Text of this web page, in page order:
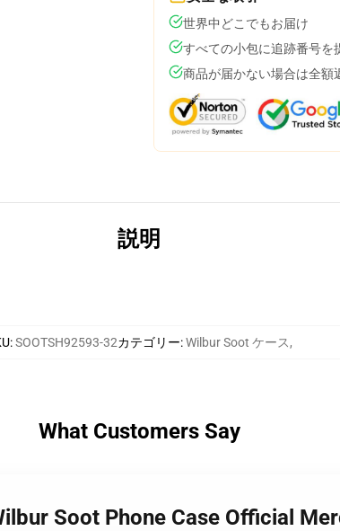
世界中どこでもお届け
すべての小包に追跡番号を
商品が届かない場合は全額
説明
:SOOTSH92593-32カテゴリー:Wilbur Soot ケース,
What Customers Say
Soot Phone Case Official